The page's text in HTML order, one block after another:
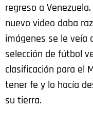
regreso a
nuevo video daba
imágenes se le veía
selección de fútbol
clasificación para el
tener fe y lo hacía
su tierra.